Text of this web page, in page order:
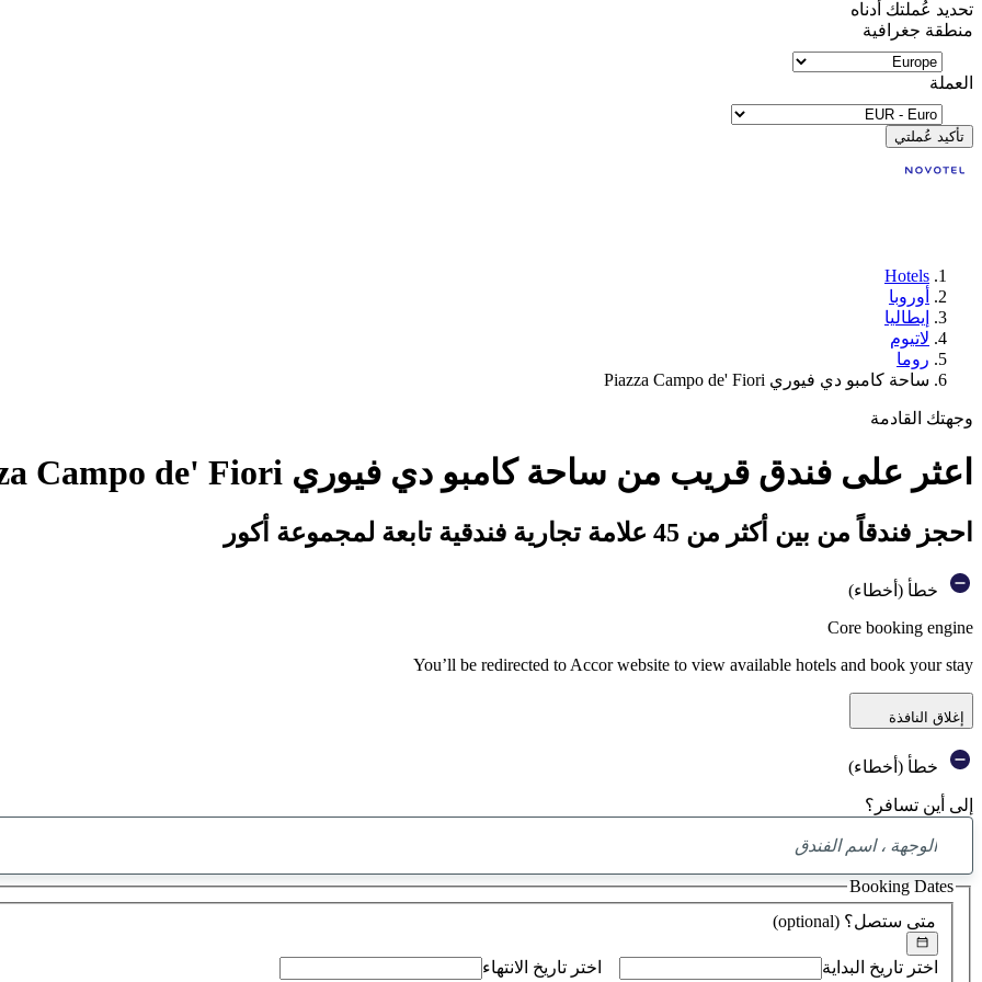
تحديد عُملتك أدناه
منطقة جغرافية
العملة
تأكيد عُملتي
Hotels
أوروبا
إيطاليا
لاتيوم
روما
ساحة كامبو دي فيوري Piazza Campo de' Fiori
وجهتك القادمة
اعثر على فندق قريب من ساحة كامبو دي فيوري Piazza Campo de' Fiori, روما
احجز فندقاً من بين أكثر من 45 علامة تجارية فندقية تابعة لمجموعة أكور
خطأ (أخطاء)
Core booking engine
You’ll be redirected to Accor website to view available hotels and book your stay
إغلاق النافذة
خطأ (أخطاء)
إلى أين تسافر؟
العثور
على
اقتراح
متى ستصل؟ (optional)
اختر تاريخ البداية اختر تاريخ الانتهاء
Booking Dates